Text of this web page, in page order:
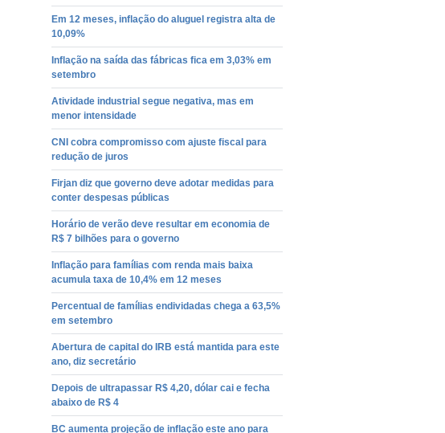
Em 12 meses, inflação do aluguel registra alta de
10,09%
Inflação na saída das fábricas fica em 3,03% em
setembro
Atividade industrial segue negativa, mas em
menor intensidade
CNI cobra compromisso com ajuste fiscal para
redução de juros
Firjan diz que governo deve adotar medidas para
conter despesas públicas
Horário de verão deve resultar em economia de
R$ 7 bilhões para o governo
Inflação para famílias com renda mais baixa
acumula taxa de 10,4% em 12 meses
Percentual de famílias endividadas chega a 63,5%
em setembro
Abertura de capital do IRB está mantida para este
ano, diz secretário
Depois de ultrapassar R$ 4,20, dólar cai e fecha
abaixo de R$ 4
BC aumenta projeção de inflação este ano para